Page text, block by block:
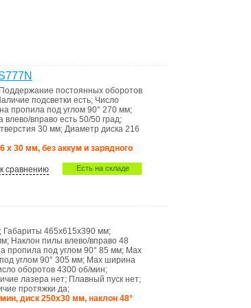
Поддержание постоянных оборотов
подсветки есть; Число
пропила под углом 90° 270 мм;
влево/вправо есть 50/50 град;
30 мм; Диаметр диска 216
х 30 мм, без аккум и зарядного
Есть на складе
сравнению
; Габариты 465х615х390 мм;
; Наклон пилы влево/вправо 48
пропила под углом 90° 85 мм; Max
углом 90° 305 мм; Max ширина
оборотов 4300 об/мин;
лазера нет; Плавный пуск нет;
протяжки да;
диск 250х30 мм, наклон 48°